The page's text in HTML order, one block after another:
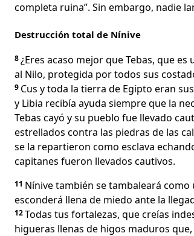
completa ruina”. Sin embargo, nadie
Destrucción total de Nínive
8¿Eres acaso mejor que Tebas, que
al Nilo, protegida por todos sus
9 Cus y toda la tierra de Egipto eran
y Libia recibía ayuda siempre que la
Tebas cayó y su pueblo fue llevado
estrellados contra las piedras de las
se la repartieron como esclava
capitanes fueron llevados cautivos.
11 Nínive también se tambaleará como
esconderá llena de miedo ante la
12Todas tus fortalezas, que creías
higueras llenas de higos maduros